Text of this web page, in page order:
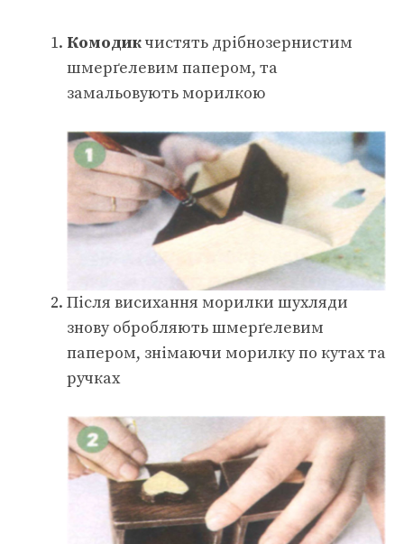
Комодикчистять дрібнозернистим
шмерґелевим папером, та
замальовують морилкою
Після висихання морилки шухляди
знову обробляють шмерґелевим
папером, знімаючи морилку по кутах та
ручках